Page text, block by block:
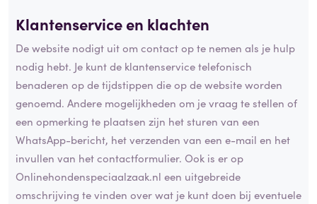
Klantenservice en klachten
De website nodigt uit om contact op te nemen als je hulp
nodig hebt. Je kunt de klantenservice telefonisch
benaderen op de tijdstippen die op de website worden
genoemd. Andere mogelijkheden om je vraag te stellen of
een opmerking te plaatsen zijn het sturen van een
WhatsApp-bericht, het verzenden van een e-mail en het
invullen van het contactformulier. Ook is er op
Onlinehondenspeciaalzaak.nl een uitgebreide
omschrijving te vinden over wat je kunt doen bij eventuele